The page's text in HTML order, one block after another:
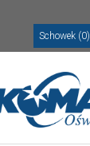
Schowek (0)